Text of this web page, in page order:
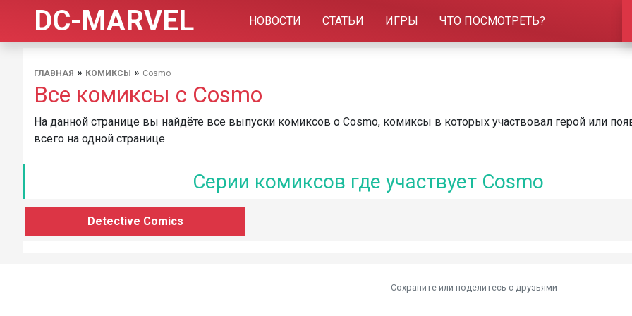
DC-MARVEL НОВОСТИ СТАТЬИ ИГРЫ ЧТО ПОСМОТРЕТЬ?
ГЛАВНАЯ » КОМИКСЫ » Cosmo
Все комиксы с Cosmo
На данной странице вы найдёте все выпуски комиксов о Cosmo, комиксы в которых участвовал герой или
всего на одной странице
Серии комиксов где участвует Cosmo
Detective Comics
Сохраните или поделитесь c друзьями